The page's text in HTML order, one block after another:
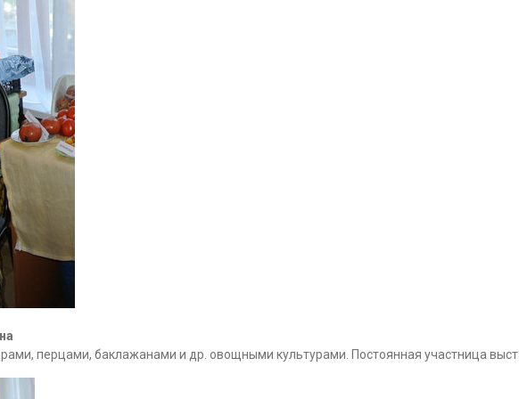
перцами, баклажанами и др. овощными культурами. Постоянная участница